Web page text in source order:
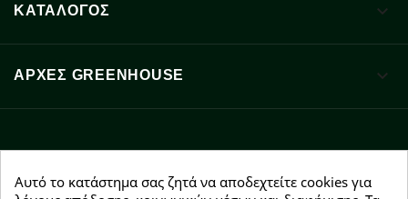
ΚΑΤΑΛΟΓΟΣ 
ΑΡΧΈΣ GREENHOUSE 
Facebook YouTubeInstagram
Αυτό το κατάστημα σας ζητά να αποδεχτείτε cookies για